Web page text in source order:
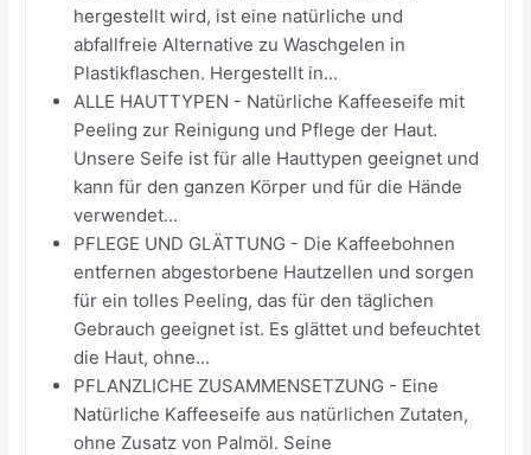
hergestellt wird, ist eine natürliche und
abfallfreie Alternative zu Waschgelen in
Plastikflaschen. Hergestellt in...
ALLE HAUTTYPEN - Natürliche Kaffeeseife mit
Peeling zur Reinigung und Pflege der Haut.
Unsere Seife ist für alle Hauttypen geeignet und
kann für den ganzen Körper und für die Hände
verwendet...
PFLEGE UND GLÄTTUNG - Die Kaffeebohnen
entfernen abgestorbene Hautzellen und sorgen
für ein tolles Peeling, das für den täglichen
Gebrauch geeignet ist. Es glättet und befeuchtet
die Haut, ohne...
PFLANZLICHE ZUSAMMENSETZUNG - Eine
Natürliche Kaffeeseife aus natürlichen Zutaten,
ohne Zusatz von Palmöl. Seine